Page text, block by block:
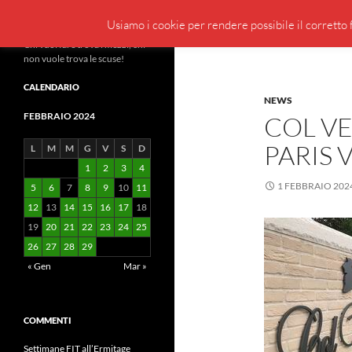
Vai
contenuto
NEWS
COL
PARIS
1 FEBBRAIO
Chi vuol fare trova i mezzi, chi
non vuole trova le scuse!
CALENDARIO
FEBBRAIO 2024
L M M G V S
D
1
2 3
4
5
6 7 8 9 10
11
12
13 14 15 16 17
18
19 20 21 22 23 24 25
26 27 28 29
« Gen
Mar »
COMMENTI
Settimane FIT all’Ermitage
Usiamo i cookie per rendere possibile il